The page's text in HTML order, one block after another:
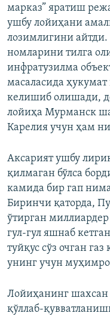
марказ” яратиш
ушбу лойиҳани
лозимлигини
номларини тилга
инфратузилма
масаласида ҳукумат
келишиб олишади,
лойиҳа Мурманск
Карелия учун ҳам
Аксарият ушбу
қилмаган бўлса
камида бир гап
Биринчи қаторда,
ўтирган
гул-гул яшнаб
туйқус сўз очган
унинг учун
Лойиҳанинг
қўллаб-